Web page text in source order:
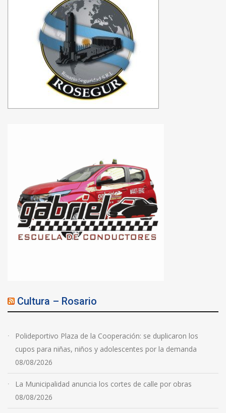
Cultura – Rosario
Polideportivo Plaza de la Cooperación: se duplicaron los
cupos para niñas, niños y adolescentes por la demanda
08/08/2026
La Municipalidad anuncia los cortes de calle por obras
08/08/2026